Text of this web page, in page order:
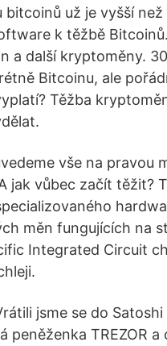
bitcoinů už je vyšší
k těžbě
a další kryptoměny.
Bitcoinu, ale
Těžba
vše na pravou
jak vůbec začít těžit?
měn fungujících na
Integrated Circuit
jsme se do
peněženka TREZOR